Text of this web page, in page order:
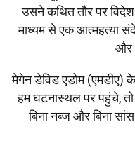
उसने कथित तौर पर
माध्यम से एक आत्महत्या
और
मेगेन डेविड एडोम (एमडीए)
हम घटनास्थल पर पहुंचे,
बिना नब्ज और बिना